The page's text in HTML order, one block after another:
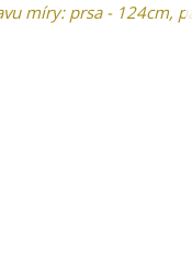
míry: prsa - 124cm,